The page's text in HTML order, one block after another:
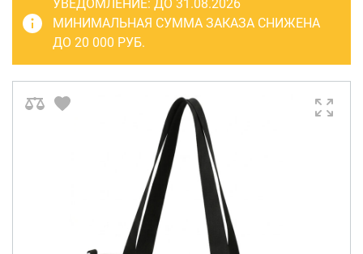
Бьюти-кейсы
САКВОЯЖИ
РАСПРОДАЖА
Сумки колесные
Сумки спортивные
Сумки деловые
Сумки поясные
Сумки пляжные
УВЕДОМЛЕНИЕ: ДО 31.08.2026
МИНИМАЛЬНАЯ СУММА ЗАКАЗА СНИЖЕНА
ДО 20 000 РУБ.